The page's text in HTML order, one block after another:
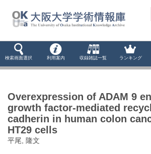
検索画面選択 利用案内 収録雑誌一覧 ランキング
Overexpression of ADAM 9
growth factor-mediated
cadherin in human colon
HT29 cells
平尾, 隆文